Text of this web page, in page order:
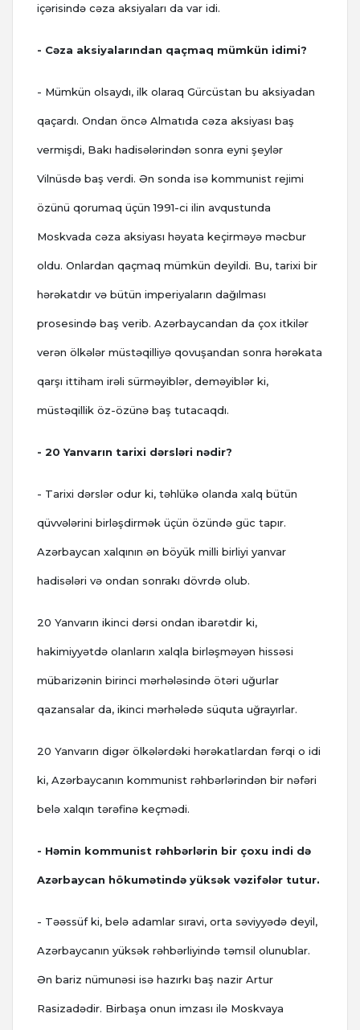
içərisində cəza aksiyaları da var idi.
- Cəza aksiyalarından qaçmaq mümkün idimi?
- Mümkün olsaydı, ilk olaraq Gürcüstan bu aksiyadan
qaçardı. Ondan öncə Almatıda cəza aksiyası baş
vermişdi, Bakı hadisələrindən sonra eyni şeylər
Vilnüsdə baş verdi. Ən sonda isə kommunist rejimi
özünü qorumaq üçün 1991-ci ilin avqustunda
Moskvada cəza aksiyası həyata keçirməyə məcbur
oldu. Onlardan qaçmaq mümkün deyildi. Bu, tarixi bir
hərəkatdır və bütün imperiyaların dağılması
prosesində baş verib. Azərbaycandan da çox itkilər
verən ölkələr müstəqilliyə qovuşandan sonra hərəkata
qarşı ittiham irəli sürməyiblər, deməyiblər ki,
müstəqillik öz-özünə baş tutacaqdı.
- 20 Yanvarın tarixi dərsləri nədir?
- Tarixi dərslər odur ki, təhlükə olanda xalq bütün
qüvvələrini birləşdirmək üçün özündə güc tapır.
Azərbaycan xalqının ən böyük milli birliyi yanvar
hadisələri və ondan sonrakı dövrdə olub.
20 Yanvarın ikinci dərsi ondan ibarətdir ki,
hakimiyyətdə olanların xalqla birləşməyən hissəsi
mübarizənin birinci mərhələsində ötəri uğurlar
qazansalar da, ikinci mərhələdə süquta uğrayırlar.
20 Yanvarın digər ölkələrdəki hərəkatlardan fərqi o idi
ki, Azərbaycanın kommunist rəhbərlərindən bir nəfəri
belə xalqın tərəfinə keçmədi.
- Həmin kommunist rəhbərlərin bir çoxu indi də
Azərbaycan hökumətində yüksək vəzifələr tutur.
- Təəssüf ki, belə adamlar sıravi, orta səviyyədə deyil,
Azərbaycanın yüksək rəhbərliyində təmsil olunublar.
Ən bariz nümunəsi isə hazırkı baş nazir Artur
Rasizadədir. Birbaşa onun imzası ilə Moskvaya